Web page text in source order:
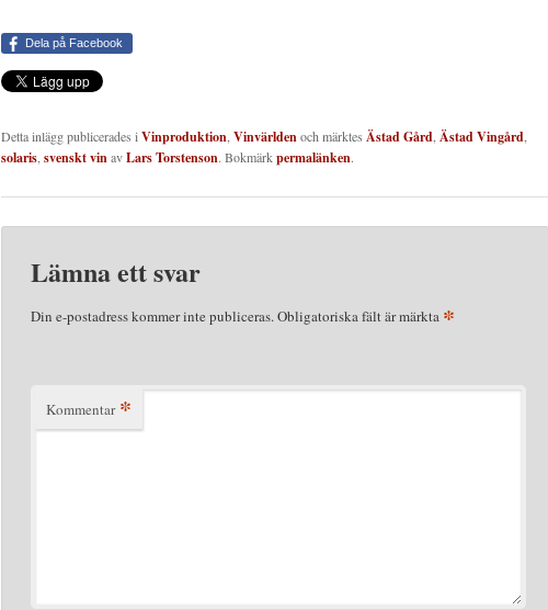
Dela på Facebook
Detta inlägg publicerades i Vinproduktion Vinvärldenoch märktes Ästad Gård Ästad Vingård
solaris svenskt vinavLars Torstenson. Bokmärkpermalänken.
Lämna ett svar
Din e-postadress kommer inte publiceras.Obligatoriska fält är märkta *
Kommentar *